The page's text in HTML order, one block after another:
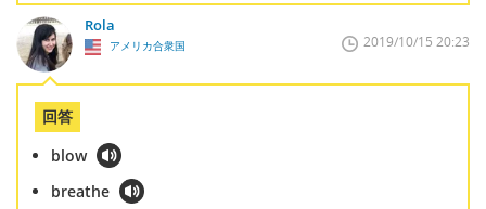
Rola
アメリカ合衆国 2019/10/15 20:23
回答
blow
breathe